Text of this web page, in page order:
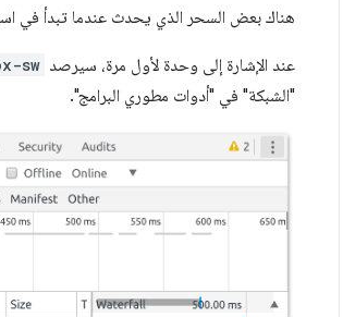
هناك بعض السحر الذي يحدث عندما تبدأ في
عند الإشارة إلى وحدة لأول مرة، سيرصد sw
"الشبكة" في "أدوات مطوري البرامج".